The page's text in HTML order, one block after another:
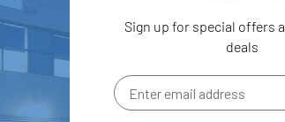
Sign up for special offers
deals